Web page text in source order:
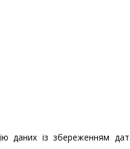
даних із збереженням дат